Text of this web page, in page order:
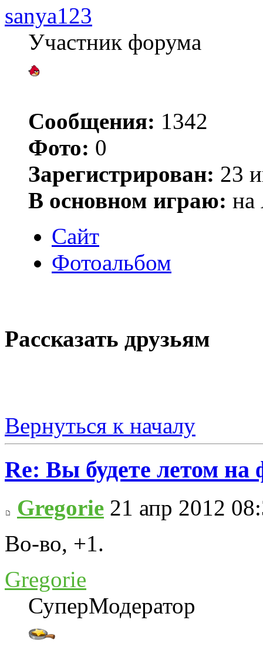
sanya123
Участник форума
Сообщения: 1342
Фото: 0
Зарегистрирован: 23
В основном играю: на
Сайт
Фотоальбом
Рассказать друзьям
Вернуться к началу
Re: Вы будете летом на
Gregorie 21 апр 2012
Во-во, +1.
Gregorie
СуперМодератор